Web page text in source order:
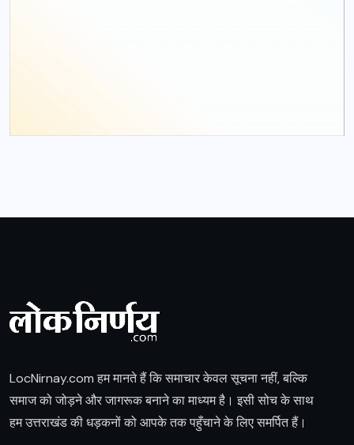
LocNirnay.com हम मानते हैं कि समाचार केवल सूचना नहीं, बल्कि
समाज को जोड़ने और जागरूक बनाने का माध्यम है। इसी सोच के साथ
हम उत्तराखंड की धड़कनों को आपके तक पहुँचाने के लिए समर्पित हैं।